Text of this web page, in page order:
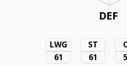
DEF
LWG
61
ST
61